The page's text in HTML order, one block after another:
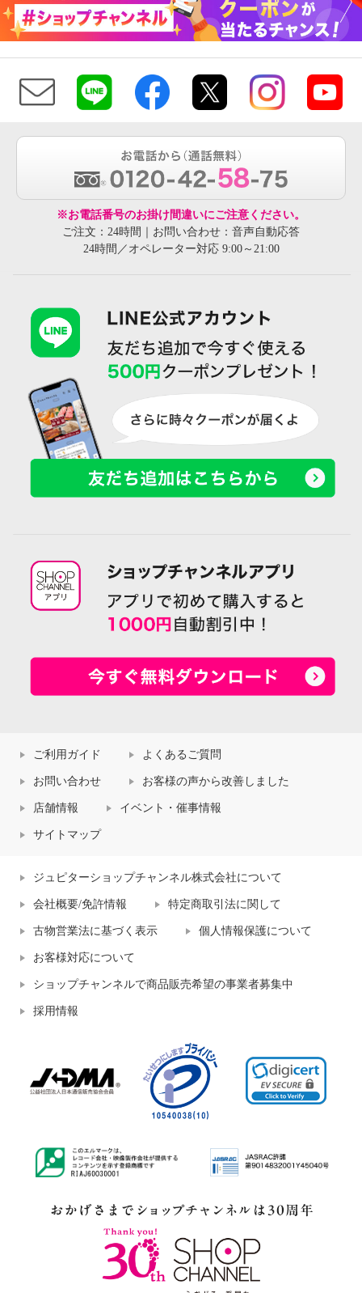
※お電話番号のお掛け間違いにご注意ください。
ご注文：24時間｜お問い合わせ：音声自動応答
24時間／オペレーター対応 9:00～21:00
ご利用ガイド よくあるご質問
お問い合わせ お客様の声から改善しました
店舗情報 イベント・催事情報
サイトマップ
ジュピターショップチャンネル株式会社について
会社概要/免許情報 特定商取引法に関して
古物営業法に基づく表示 個人情報保護について
お客様対応について
ショップチャンネルで商品販売希望の事業者募集中
採用情報